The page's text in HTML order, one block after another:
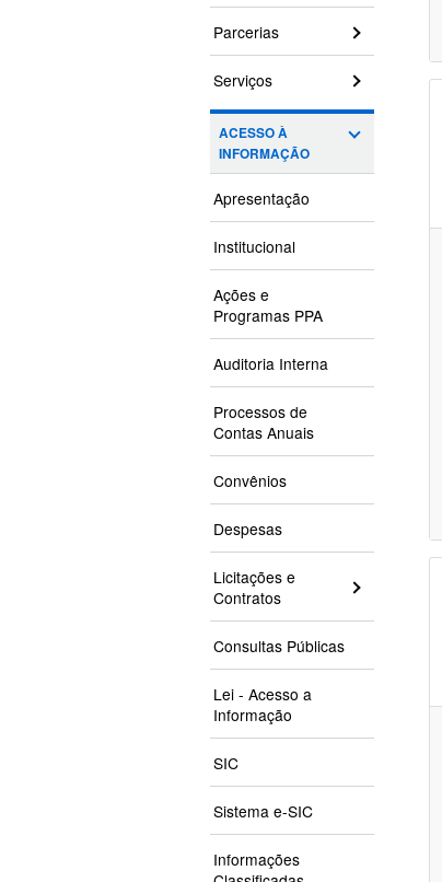
Parcerias
Serviços
ACESSO À
INFORMAÇÃO
Apresentação
Institucional
Ações e
Programas PPA
Auditoria Interna
Processos de
Contas Anuais
Convênios
Despesas
Licitações e
Contratos
Consultas Públicas
Lei - Acesso a
Informação
SIC
Sistema e-SIC
Informações